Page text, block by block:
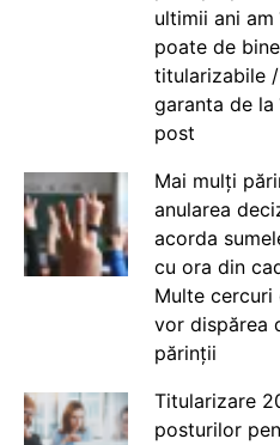
ultimii ani
poate de
titularizabile
garanta de la
post
Mai mulți
anularea
acorda
cu ora din
Multe
vor dispărea
părinții
Titularizare
posturilor